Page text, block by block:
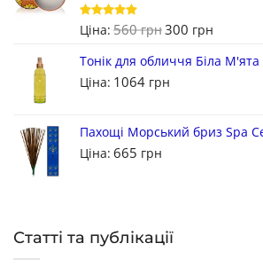
Оцінено в
5з 5
Ціна: 560грн300 грн
Тонік для обличчя Біла
Ціна: 1064 грн
Пахощі Морський бриз Spa
Ціна: 665 грн
Статті та публікації